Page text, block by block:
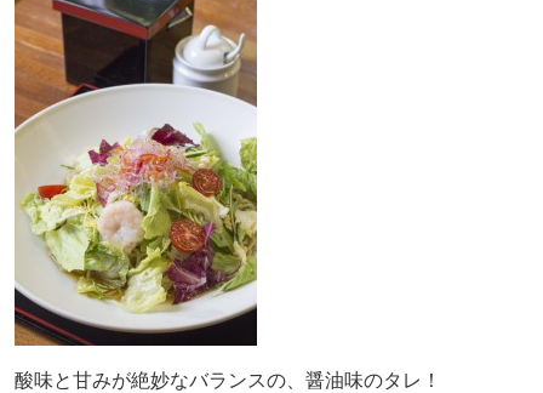
酸味と甘みが絶妙なバランスの、醤油味のタレ！